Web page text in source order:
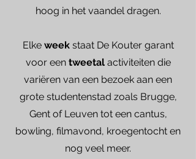
hoog in het vaandel dragen.
Elke weekstaat De Kouter garant
voor een tweetalactiviteiten die
variëren van een bezoek aan een
grote studentenstad zoals Brugge,
Gent of Leuven tot een cantus,
bowling, filmavond, kroegentocht en
nog veel meer.